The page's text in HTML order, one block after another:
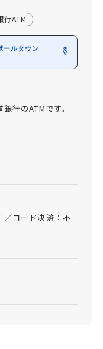
行ATM
ールタウン
行のATMです。
／コード決済：不